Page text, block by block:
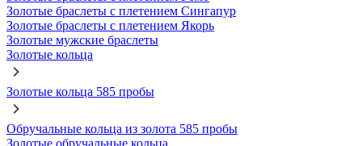
Золотые браслеты с плетением Сингапур
Золотые браслеты с плетением Якорь
Золотые мужские браслеты
Золотые кольца
Золотые кольца 585 пробы
Обручальные кольца из золота 585 пробы
Золотые обручальные кольца